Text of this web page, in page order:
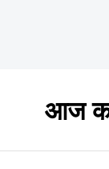
आज